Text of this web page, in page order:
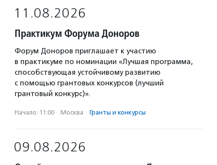
11.08.2026
Практикум Форума Доноров
Форум Доноров приглашает к участию
в практикуме по номинации «Лучшая программа,
способствующая устойчивому развитию
с помощью грантовых конкурсов (лучший
грантовый конкурс)».
Начало: 11:00 · Москва · Гранты и конкурсы
09.08.2026